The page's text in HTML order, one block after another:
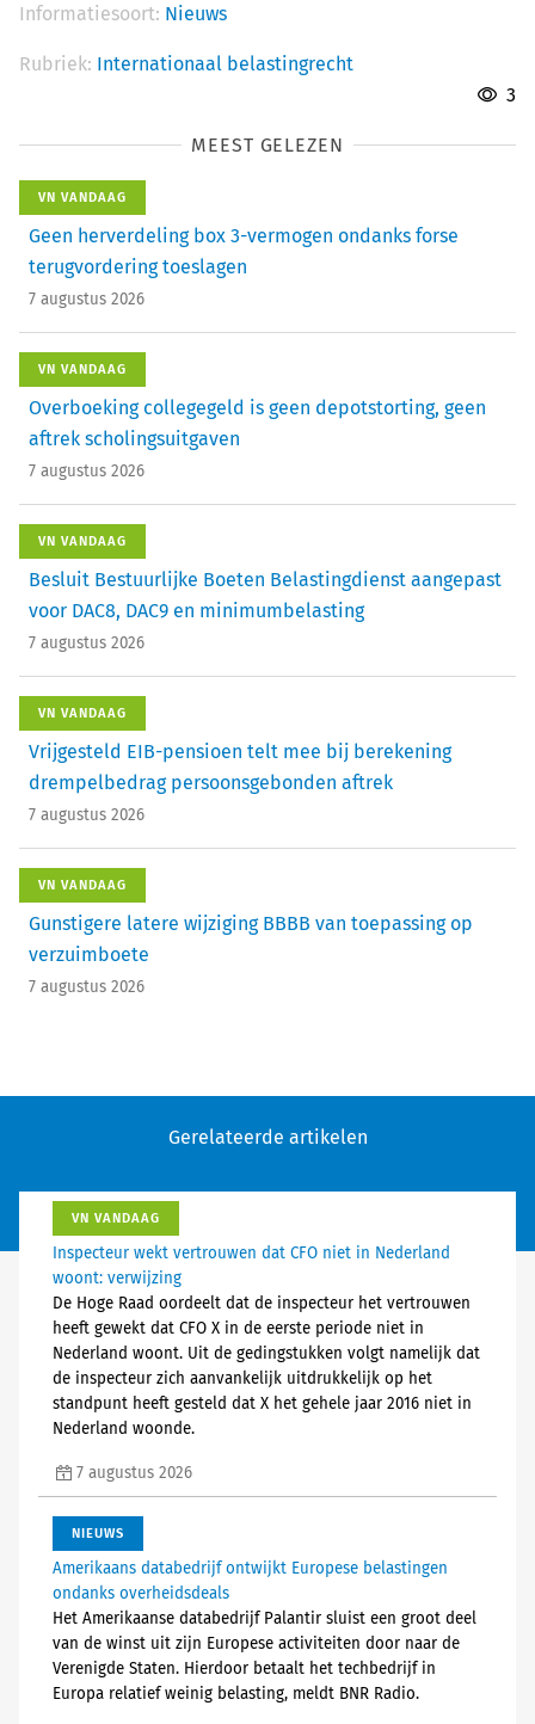
Informatiesoort: Nieuws
Rubriek: Internationaal belastingrecht
3
MEEST GELEZEN
VN VANDAAG
Geen herverdeling box 3-vermogen ondanks forse
terugvordering toeslagen
7 augustus 2026
VN VANDAAG
Overboeking collegegeld is geen depotstorting, geen
aftrek scholingsuitgaven
7 augustus 2026
VN VANDAAG
Besluit Bestuurlijke Boeten Belastingdienst aangepast
voor DAC8, DAC9 en minimumbelasting
7 augustus 2026
VN VANDAAG
Vrijgesteld EIB-pensioen telt mee bij berekening
drempelbedrag persoonsgebonden aftrek
7 augustus 2026
VN VANDAAG
Gunstigere latere wijziging BBBB van toepassing op
verzuimboete
7 augustus 2026
Gerelateerde artikelen
VN VANDAAG
Inspecteur wekt vertrouwen dat CFO niet in Nederland
woont: verwijzing
De Hoge Raad oordeelt dat de inspecteur het vertrouwen
heeft gewekt dat CFO X in de eerste periode niet in
Nederland woont. Uit de gedingstukken volgt namelijk dat
de inspecteur zich aanvankelijk uitdrukkelijk op het
standpunt heeft gesteld dat X het gehele jaar 2016 niet in
Nederland woonde.
7 augustus 2026
NIEUWS
Amerikaans databedrijf ontwijkt Europese belastingen
ondanks overheidsdeals
Het Amerikaanse databedrijf Palantir sluist een groot deel
van de winst uit zijn Europese activiteiten door naar de
Verenigde Staten. Hierdoor betaalt het techbedrijf in
Europa relatief weinig belasting, meldt BNR Radio.